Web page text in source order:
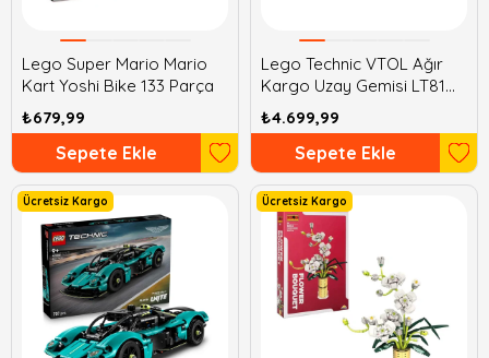
Lego Super Mario Mario
Kart Yoshi Bike 133 Parça
₺679,99
Sepete Ekle
Lego Technic VTOL Ağır
Kargo Uzay Gemisi LT81
1365 Parça
₺4.699,99
Sepete Ekle
Ücretsiz Kargo Ücretsiz Kargo